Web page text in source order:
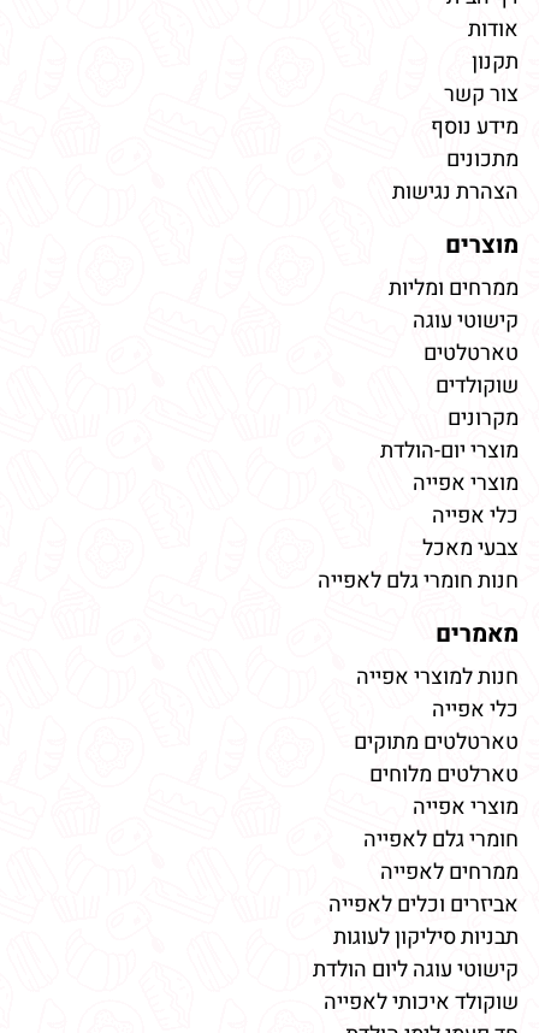
אודות
תקנון
צור קשר
מידע נוסף
מתכונים
הצהרת נגישות
מוצרים
ממרחים ומליות
קישוטי עוגה
טארטלטים
שוקולדים
מקרונים
מוצרי יום-הולדת
מוצרי אפייה
כלי אפייה
צבעי מאכל
חנות חומרי גלם לאפייה
מאמרים
חנות למוצרי אפייה
כלי אפייה
טארטלטים מתוקים
טארלטים מלוחים
מוצרי אפייה
חומרי גלם לאפייה
ממרחים לאפייה
אביזרים וכלים לאפייה
תבניות סיליקון לעוגות
קישוטי עוגה ליום הולדת
שוקולד איכותי לאפייה